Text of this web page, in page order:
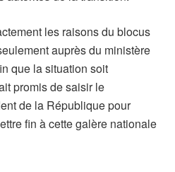
les raisons du blocus
auprès du ministère
que la situation soit
promis de saisir le
de la République pour
fin à cette galère nationale